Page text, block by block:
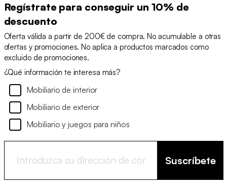
Regístrate para conseguir un 10% de
descuento
Oferta válida a partir de 200€ de compra. No acumulable a otras
ofertas y promociones. No aplica a productos marcados como
excluido de promociones.
¿Qué información te interesa más?
Mobiliario de interior
Mobiliario de exterior
Mobiliario y juegos para niños
Suscríbete